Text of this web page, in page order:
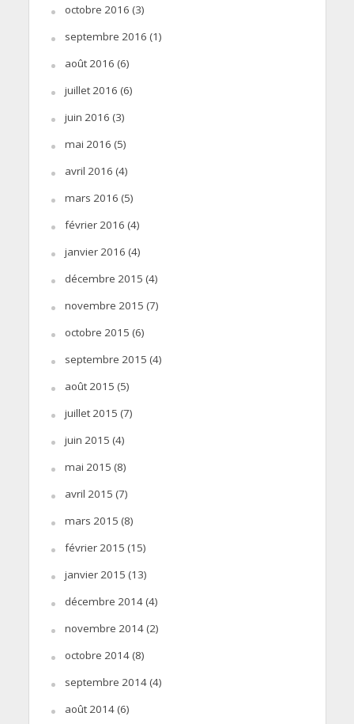
octobre 2016 (3)
septembre 2016 (1)
août 2016 (6)
juillet 2016 (6)
juin 2016 (3)
mai 2016 (5)
avril 2016 (4)
mars 2016 (5)
février 2016 (4)
janvier 2016 (4)
décembre 2015 (4)
novembre 2015 (7)
octobre 2015 (6)
septembre 2015 (4)
août 2015 (5)
juillet 2015 (7)
juin 2015 (4)
mai 2015 (8)
avril 2015 (7)
mars 2015 (8)
février 2015 (15)
janvier 2015 (13)
décembre 2014(4)
novembre 2014(2)
octobre 2014(8)
septembre 2014(4)
août 2014(6)